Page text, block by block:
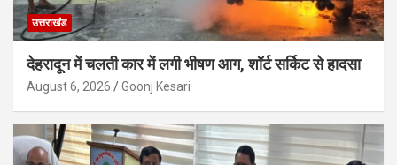
उत्तराखंड
देहरादून में चलती कार में लगी भीषण आग, शॉर्ट सर्किट से हादसा
August 6, 2026 Goonj Kesari